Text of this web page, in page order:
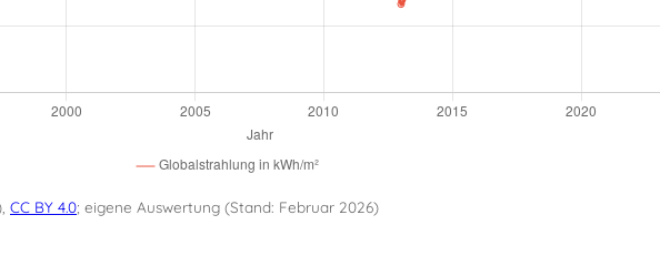
CC BY 4.0; eigene Auswertung (Stand: Februar 2026)